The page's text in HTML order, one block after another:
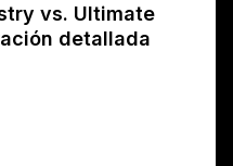
vs. Ultimate
detallada